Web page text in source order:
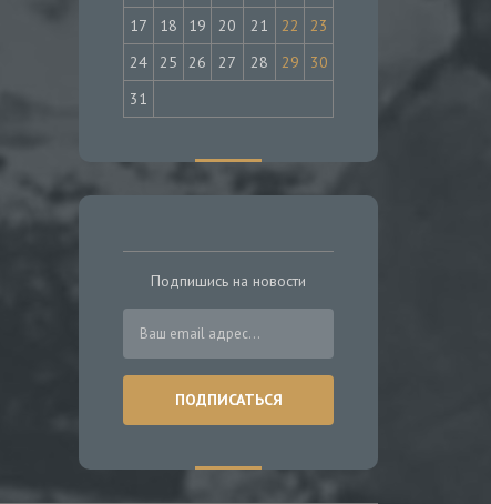
17
18 19 20 21 22
23
24
25 26 27 28 29
30
31
Подпишись на новости